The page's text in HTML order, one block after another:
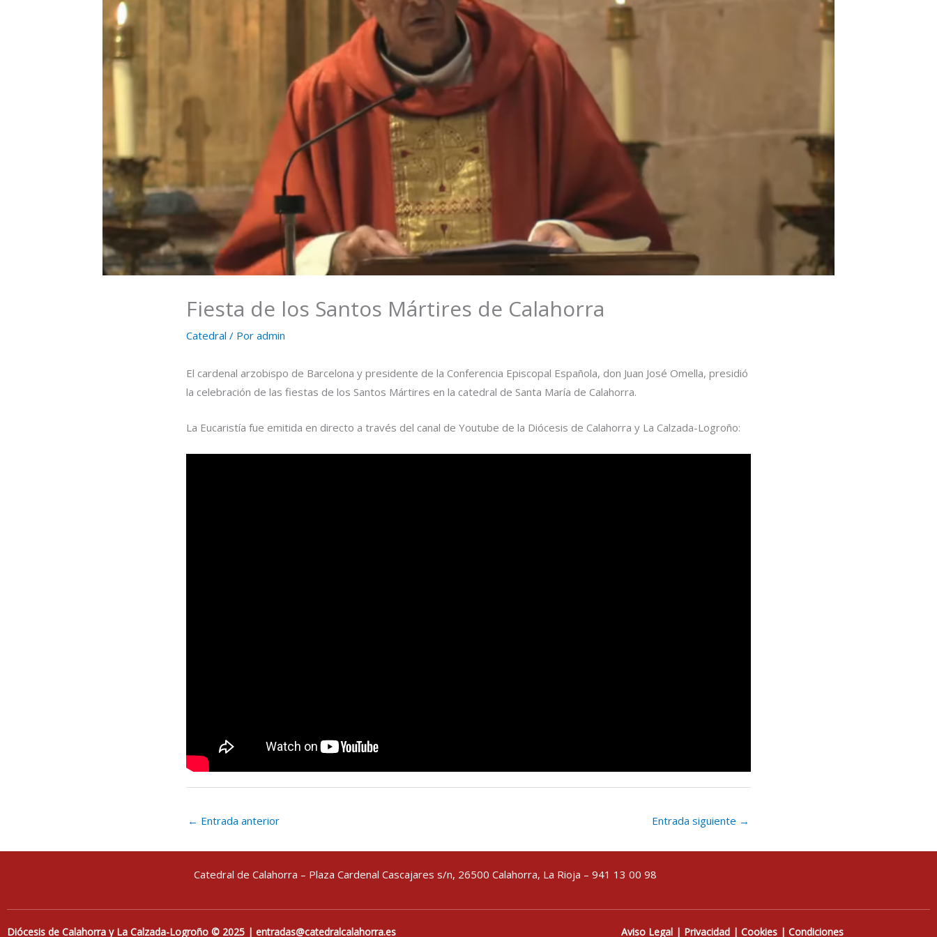
Fiesta de los Santos Mártires de Calahorra
Catedral / Por admin
El cardenal arzobispo de Barcelona y presidente de la Conferencia Episcopal Española, don Juan José Omella, presidió
la celebración de las fiestas de los Santos Mártires en la catedral de Santa María de Calahorra.
La Eucaristía fue emitida en directo a través del canal de Youtube de la Diócesis de Calahorra y La Calzada-Logroño:
← Entrada anterior Entrada siguiente →
Catedral de Calahorra – Plaza Cardenal Cascajares s/n, 26500 Calahorra, La Rioja – 941 13 00 98
Diócesis de Calahorra y La Calzada-Logroño © 2025 | entradas@catedralcalahorra.es Aviso Legal | Privacidad | Cookies | Condiciones